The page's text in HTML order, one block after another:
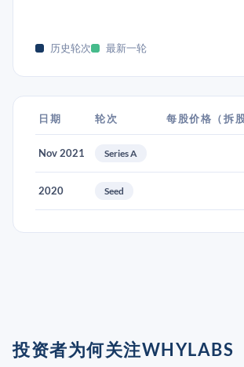
历史轮次 最新一轮
日期 轮次 每股价格（拆
Nov 2021 Series A
2020 Seed
投资者为何关注WHYLABS